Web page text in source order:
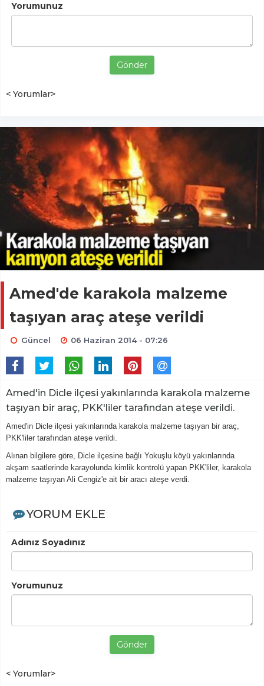
Yorumunuz
Gönder
< Yorumlar>
Amed'de karakola malzeme
taşıyan araç ateşe verildi
Güncel 06 Haziran 2014 - 07:26
Amed'in Dicle ilçesi yakınlarında karakola malzeme
taşıyan bir araç, PKK'liler tarafından ateşe verildi.
Amed'in Dicle ilçesi yakınlarında karakola malzeme taşıyan bir araç,
PKK'liler tarafından ateşe verildi.
Alınan bilgilere göre, Dicle ilçesine bağlı Yokuşlu köyü yakınlarında
akşam saatlerinde karayolunda kimlik kontrolü yapan PKK'liler, karakola
malzeme taşıyan Ali Cengiz'e ait bir aracı ateşe verdi.
YORUM EKLE
Adınız Soyadınız
Yorumunuz
Gönder
< Yorumlar>